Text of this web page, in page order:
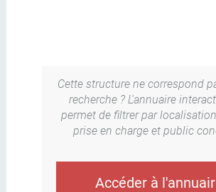
Cette structure ne correspond
recherche ? L'annuaire
permet de filtrer par
prise en charge et public
Accéder à